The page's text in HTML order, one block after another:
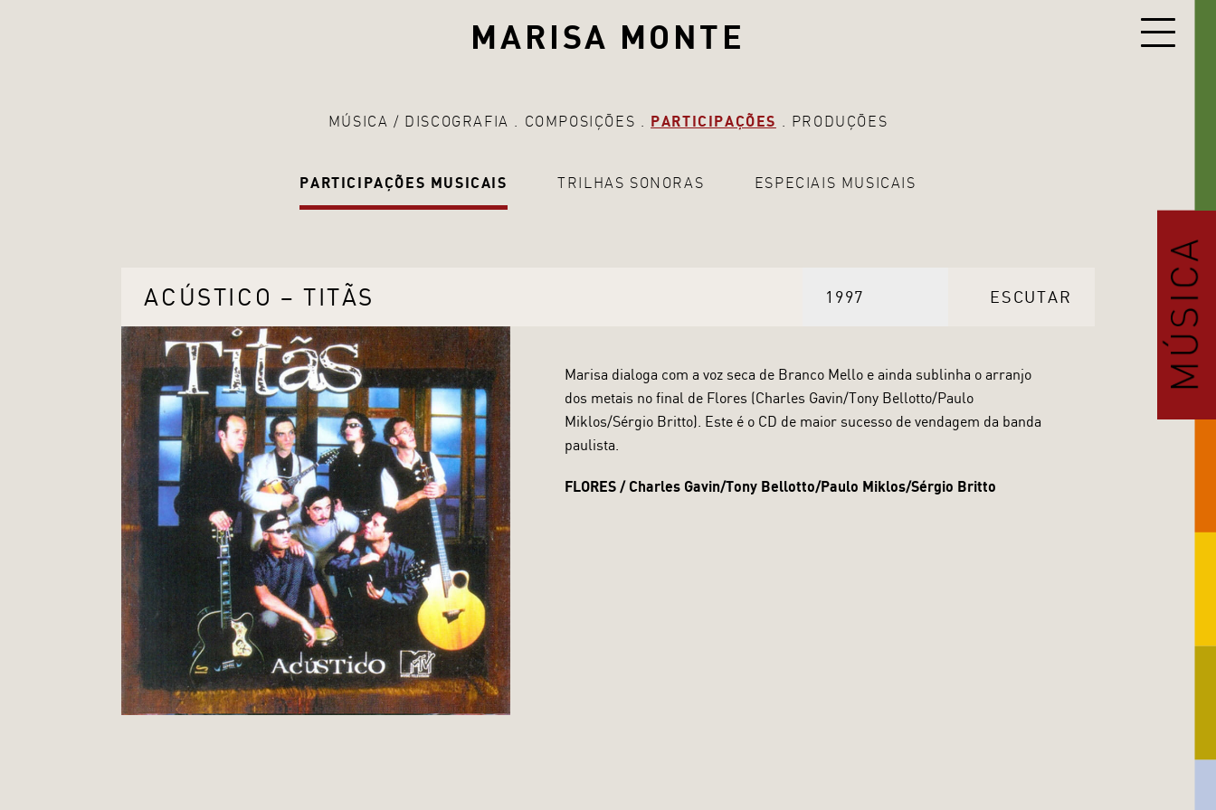
MARISA MONTE
MÚSICA DISCOGRAFIA COMPOSIÇÕES PARTICIPAÇÕES PRODUÇÕES
PARTICIPAÇÕES MUSICAIS TRILHAS SONORAS ESPECIAIS MUSICAIS
ACÚSTICO – TITÃS ESCUTAR
1997
Marisa dialoga com a voz seca de Branco Mello e ainda sublinha o arranjo
dos metais no final de Flores (Charles Gavin/Tony Bellotto/Paulo
Miklos/Sérgio Britto). Este é o CD de maior sucesso de vendagem da banda
paulista.
FLORES / Charles Gavin/Tony Bellotto/Paulo Miklos/Sérgio Britto